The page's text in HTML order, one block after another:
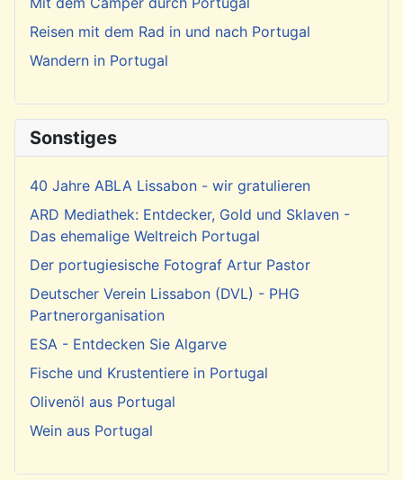
Reisen mit dem Rad in und nach Portugal
Wandern in Portugal
Sonstiges
40 Jahre ABLA Lissabon - wir gratulieren
ARD Mediathek: Entdecker, Gold und Sklaven -
Das ehemalige Weltreich Portugal
Der portugiesische Fotograf Artur Pastor
Deutscher Verein Lissabon (DVL) - PHG
Partnerorganisation
ESA - Entdecken Sie Algarve
Fische und Krustentiere in Portugal
Olivenöl aus Portugal
Wein aus Portugal